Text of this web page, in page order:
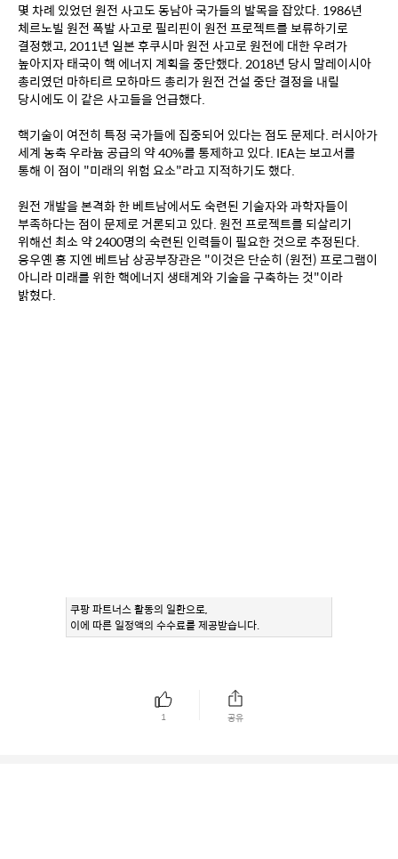
몇 차례 있었던 원전 사고도 동남아 국가들의 발목을 잡았다. 1986년
체르노빌 원전 폭발 사고로 필리핀이 원전 프로젝트를 보류하기로
결정했고, 2011년 일본 후쿠시마 원전 사고로 원전에 대한 우려가
높아지자 태국이 핵 에너지 계획을 중단했다. 2018년 당시 말레이시아
총리였던 마하티르 모하마드 총리가 원전 건설 중단 결정을 내릴
당시에도 이 같은 사고들을 언급했다.
핵기술이 여전히 특정 국가들에 집중되어 있다는 점도 문제다. 러시아가
세계 농축 우라늄 공급의 약 40%를 통제하고 있다. IEA는 보고서를
통해 이 점이 "미래의 위험 요소"라고 지적하기도 했다.
원전 개발을 본격화 한 베트남에서도 숙련된 기술자와 과학자들이
부족하다는 점이 문제로 거론되고 있다. 원전 프로젝트를 되살리기
위해선 최소 약 2400명의 숙련된 인력들이 필요한 것으로 추정된다.
응우옌 홍 지엔 베트남 상공부장관은 "이것은 단순히 (원전) 프로그램이
아니라 미래를 위한 핵에너지 생태계와 기술을 구축하는 것"이라
밝혔다.
쿠팡 파트너스 활동의 일환으로,
이에 따른 일정액의 수수료를 제공받습니다.
1 공유